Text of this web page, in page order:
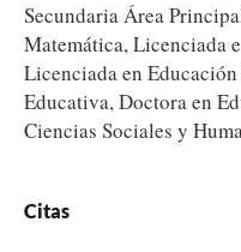
Secundaria Área
Matemática, Licenciada
Licenciada en
Educativa, Doctora en
Ciencias Sociales y
Citas